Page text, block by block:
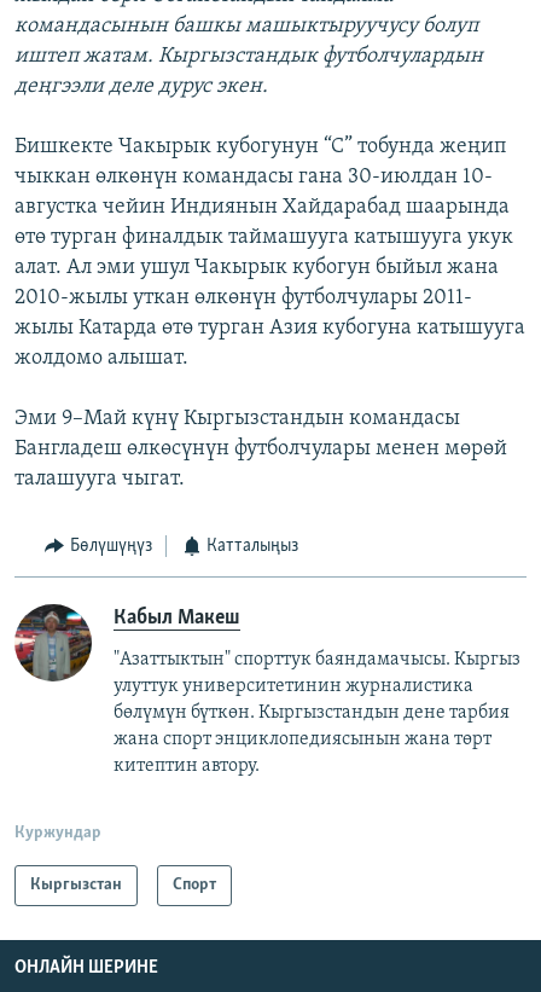
командасынын башкы машыктыруучусу болуп
иштеп жатам. Кыргызстандык футболчулардын
деңгээли деле дурус экен.
Бишкекте Чакырык кубогунун “С” тобунда жеңип
чыккан өлкөнүн командасы гана 30-июлдан 10-
августка чейин Индиянын Хайдарабад шаарында
өтө турган финалдык таймашууга катышууга укук
алат. Ал эми ушул Чакырык кубогун быйыл жана
2010-жылы уткан өлкөнүн футболчулары 2011-
жылы Катарда өтө турган Азия кубогуна катышууга
жолдомо алышат.
Эми 9–Май күнү Кыргызстандын командасы
Бангладеш өлкөсүнүн футболчулары менен мөрөй
талашууга чыгат.
Бөлүшүңүз Катталыңыз
Кабыл Макеш
"Азаттыктын" спорттук баяндамачысы. Кыргыз
улуттук университетинин журналистика
бөлүмүн бүткөн. Кыргызстандын дене тарбия
жана спорт энциклопедиясынын жана төрт
китептин автору.
Куржундар
Кыргызстан Спорт
ОНЛАЙН ШЕРИНЕ